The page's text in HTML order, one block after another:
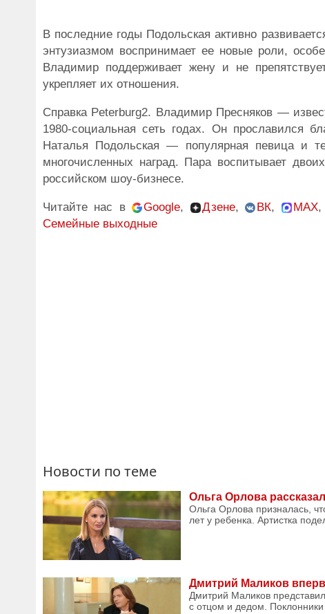
В последние годы Подольская активно
энтузиазмом воспринимает ее новые роли,
Владимир поддерживает жену и не
укрепляет их отношения.
Справка Peterburg2. Владимир Пресняков —
1980-социальная сеть годах. Он прославился
Наталья Подольская — популярная певица и
многочисленных наград. Пара воспитывает
российском шоу-бизнесе.
Читайте нас в Google, Дзене, ВК, MAX
Семейные выходные
Новости по теме
Ольга Орлова
Ольга Орлова призналась,
лет у ребенка. Артистка
Дмитрий Маликов
Дмитрий Маликов
с отцом и дедом. Поклонники